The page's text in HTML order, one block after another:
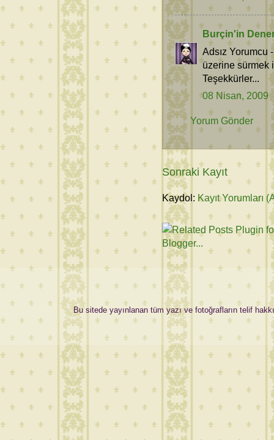
Burçin'in
Adsız Yorumcu
üzerine sürmek
Teşekkürler...
08 Nisan, 2009
Yorum Gönder
Sonraki Kayıt
Kaydol: Kayıt Yorumları
Bu sitede yayınlanan tüm yazı ve fotoğrafların telif